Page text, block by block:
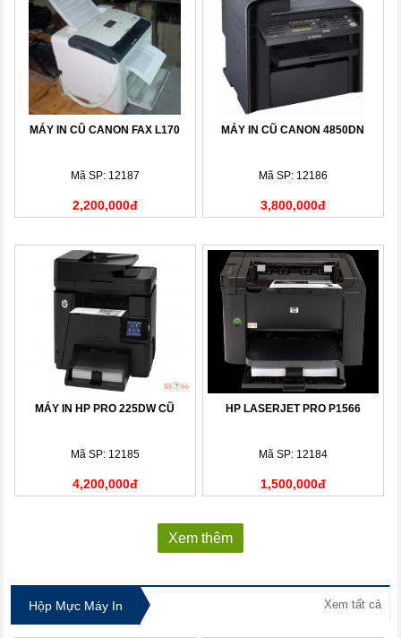
MÁY IN CŨ CANON FAX L170
Mã SP: 12187
2,200,000đ
MÁY IN CŨ CANON 4850DN
Mã SP: 12186
3,800,000đ
MÁY IN HP PRO 225DW CŨ
Mã SP: 12185
4,200,000đ
HP LASERJET PRO P1566
Mã SP: 12184
1,500,000đ
Xem thêm
Hộp Mực Máy In Xem tất cả